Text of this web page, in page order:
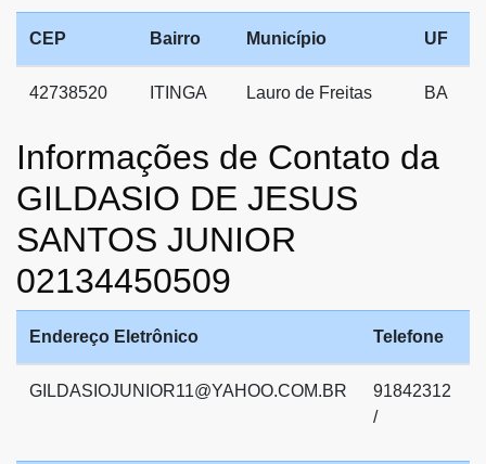
CEP Bairro Município UF
42738520 ITINGA Lauro de Freitas BA
Informações de Contato da
GILDASIO DE JESUS
SANTOS JUNIOR
02134450509
Endereço Eletrônico Telefone
GILDASIOJUNIOR11@YAHOO.COM.BR
91842312
/